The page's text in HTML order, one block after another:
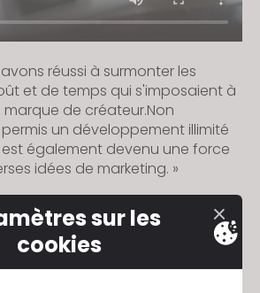
avons réussi à surmonter les
et de temps qui s'imposaient à
de créateur.Non
un développement illimité
est également devenu une force
idées de marketing. »
Marc Cain
sur les
cookies